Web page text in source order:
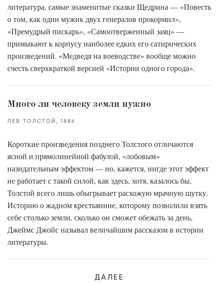
литература, самые знаменитые сказки Щедрина — «Повесть
о том, как один мужик двух генералов прокормил»,
«Премудрый пискарь», «Самоотверженный заяц» —
примыкают к корпусу наиболее едких его сатирических
произведений. «Медведя на воеводстве» вообще можно
счесть сверхкраткой версией «Истории одного города».
Много ли человеку земли нужно
ЛЕВ ТОЛСТОЙ 1886
Короткие произведения позднего Толстого отличаются
ясной и прямолинейной фабулой, «лобовым»
назидательным эффектом — но, кажется, нигде этот эффект
не работает с такой силой, как здесь, хотя, казалось бы,
Толстой всего лишь обыгрывает расхожую мрачную шутку.
Историю о жадном крестьянине, которому позволили взять
себе столько земли, сколько он сможет обежать за день,
Джеймс Джойс называл величайшим рассказом в истории
литературы.
ДАЛЕЕ